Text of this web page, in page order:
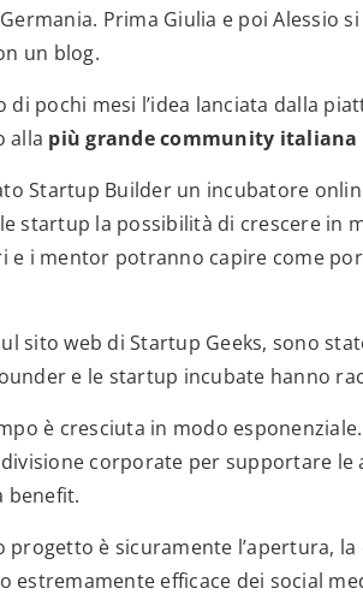
Prima Giulia e poi Alessio
un blog.
di pochi mesi l’idea lanciata dalla
alla più grande community
Startup Builder un incubatore
startup la possibilità di crescere in
e i mentor potranno capire come
sito web di Startup Geeks, sono
e le startup incubate hanno
è cresciuta in modo
corporate per supportare le
benefit.
è sicuramente l’apertura,
estremamente efficace dei social